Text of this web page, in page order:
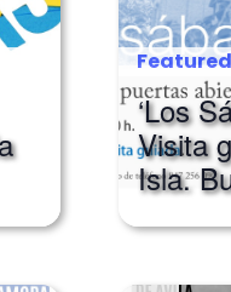
‘Los
Visita
Isla.